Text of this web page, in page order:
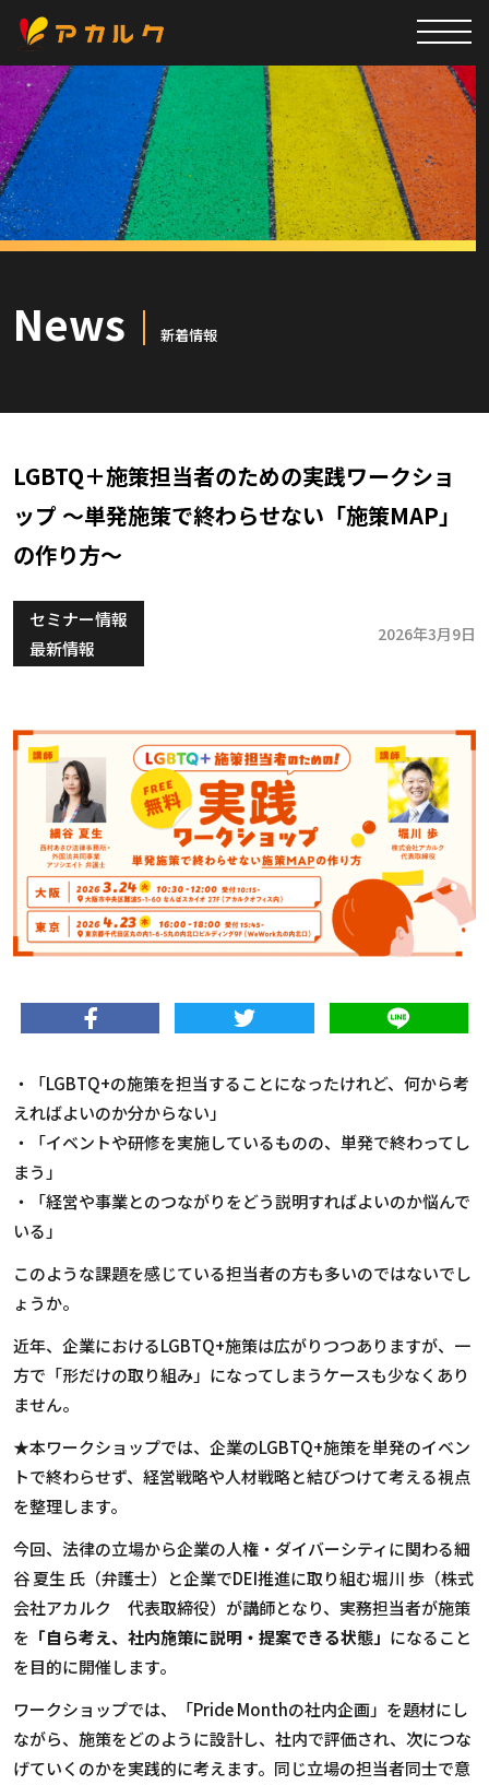
News 新着情報
LGBTQ＋施策担当者のための実践ワークショ
ップ ～単発施策で終わらせない「施策MAP」
の作り方～
セミナー情報
最新情報
2026年3月9日
・「LGBTQ+の施策を担当することになったけれど、何から考
えればよいのか分からない」
・「イベントや研修を実施しているものの、単発で終わってし
まう」
・「経営や事業とのつながりをどう説明すればよいのか悩んで
いる」
このような課題を感じている担当者の方も多いのではないでし
ょうか。
近年、企業におけるLGBTQ+施策は広がりつつありますが、一
方で「形だけの取り組み」になってしまうケースも少なくあり
ません。
★本ワークショップでは、企業のLGBTQ+施策を単発のイベン
トで終わらせず、経営戦略や人材戦略と結びつけて考える視点
を整理します。
今回、法律の立場から企業の人権・ダイバーシティに関わる細
谷 夏生 氏（弁護士）と企業でDEI推進に取り組む堀川 歩（株式
会社アカルク 代表取締役）が講師となり、実務担当者が施策
を 「自ら考え、社内施策に説明・提案できる状態」 になること
を目的に開催します。
ワークショップでは、「Pride Monthの社内企画」を題材にし
ながら、施策をどのように設計し、社内で評価され、次につな
げていくのかを実践的に考えます。同じ立場の担当者同士で意